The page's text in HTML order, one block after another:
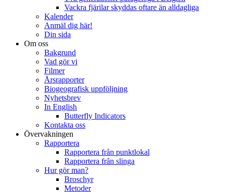
Vackra fjärilar skyddas oftare än alldagliga
Kalender
Anmäl dig här!
Din sida
Om oss
Bakgrund
Vad gör vi
Filmer
Årsrapporter
Biogeografisk uppföljning
Nyhetsbrev
In English
Butterfly Indicators
Kontakta oss
Övervakningen
Rapportera
Rapportera från punktlokal
Rapportera från slinga
Hur gör man?
Broschyr
Metoder